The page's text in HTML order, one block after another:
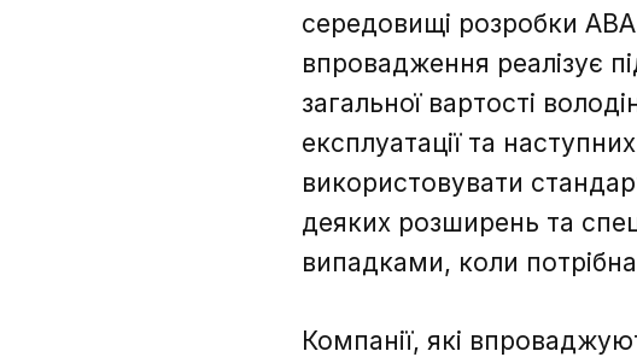
середовищі розробки
впровадження реалізує
загальної вартості
експлуатації та
використовувати
деяких розширень та
випадками, коли
Компанії, які